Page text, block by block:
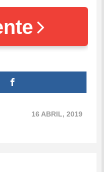
16 ABRIL, 2019